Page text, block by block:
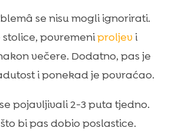
se nisu mogli ignorirati.
stolice, povremeniproljevi
večere. Dodatno, pas je
i ponekad je povraćao.
pojavljivali 2-3 puta tjedno.
bi pas dobio poslastice.